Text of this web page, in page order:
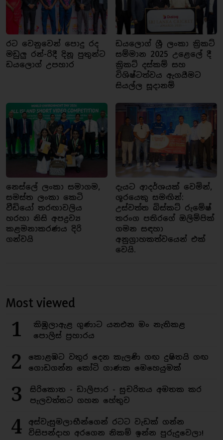
රට වෙනුවෙන් පොදු රද
මඩුලු රන්-රිදී දිනූ පුතුන්ට
ඩයලොග් උපහාර
ඩයලොග් ශ්‍රී ලංකා ක්‍රිකට්
සම්මාන 2025 උළෙලේ දී
ක්‍රිකට් දස්කම් සහ
විශිෂ්ටත්වය ඇගයීමට
සියල්ල සූදානම්
නෙස්ලේ ලංකා සමාගම,
සමස්ත ලංකා කෙටි
වීඩියෝ තරඟාවලිය
හරහා නිසි අපද්‍රව්‍ය
කළමනාකරණය දිරි
ගන්වයි
දැයට ආදර්ශයක් වෙමින්,
ශූරයෙකු සමඟින්:
උස්වත්ත බිස්කට් රුමේෂ්
තරංග පතිරගේ ඔලිම්පික්
ගමන සඳහා
අනුග්‍රාහකත්වයෙන් එක්
වෙයි.
Most viewed
1
කිඹුලාඇළ ගුණාට යනඑන මං නැතිකළ
පොලිස් ප්‍රහාරය
2
කොළඹට වතුර දෙන කැලණි ගඟ දුෂිතයි ගඟ
ගොඩගන්න කෝටි ගාණක මෙහෙයුමක්
3
සිරිකොත - ඩාලිපාර - සුචරිතය අමතක කර
පැලවත්තට ගහන හේතුව
4
අස්වැසුමලාභීන්ගෙන් රටට වැඩක් ගන්න
විසිපන්දාහ අරගෙන නිකම් ඉන්න පුරුදුවෙලා!